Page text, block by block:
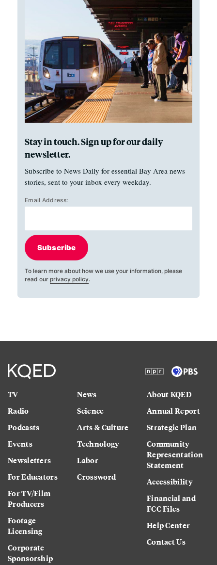
Stay in touch. Sign up for our daily
newsletter.
Subscribe to News Daily for essential Bay Area news
stories, sent to your inbox every weekday.
Email Address:
Subscribe
To learn more about how we use your information, please
read our privacy policy.
TV
Radio
Podcasts
Events
Newsletters
For Educators
For TV/Film
Producers
Footage
Licensing
Corporate
Sponsorship
News
Science
Arts & Culture
Technology
Labor
Crossword
About KQED
Annual Report
Strategic Plan
Community
Representation
Statement
Accessibility
Financial and
FCC Files
Help Center
Contact Us